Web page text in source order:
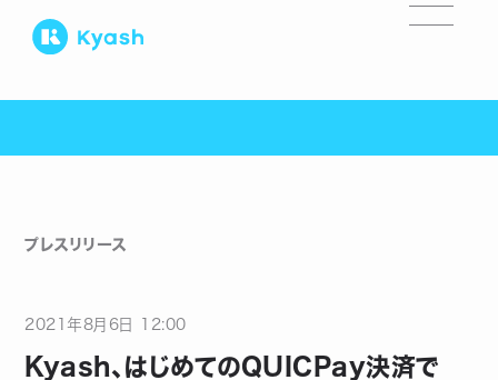
プレスリリース
2021年8月 6日 12:00
Kyash、はじめてのQUICPay決済で